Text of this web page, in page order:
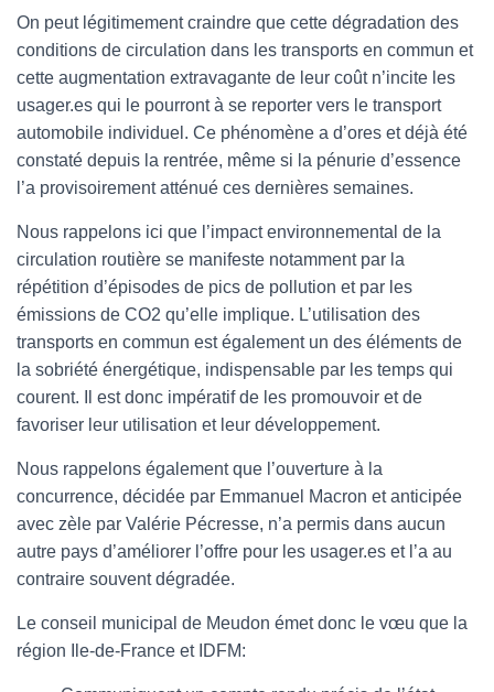
On peut légitimement craindre que cette dégradation des
conditions de circulation dans les transports en commun et
cette augmentation extravagante de leur coût n’incite les
usager.es qui le pourront à se reporter vers le transport
automobile individuel. Ce phénomène a d’ores et déjà été
constaté depuis la rentrée, même si la pénurie d’essence
l’a provisoirement atténué ces dernières semaines.
Nous rappelons ici que l’impact environnemental de la
circulation routière se manifeste notamment par la
répétition d’épisodes de pics de pollution et par les
émissions de CO2 qu’elle implique. L’utilisation des
transports en commun est également un des éléments de
la sobriété énergétique, indispensable par les temps qui
courent. Il est donc impératif de les promouvoir et de
favoriser leur utilisation et leur développement.
Nous rappelons également que l’ouverture à la
concurrence, décidée par Emmanuel Macron et anticipée
avec zèle par Valérie Pécresse, n’a permis dans aucun
autre pays d’améliorer l’offre pour les usager.es et l’a au
contraire souvent dégradée.
Le conseil municipal de Meudon émet donc le vœu que la
région Ile-de-France et IDFM: